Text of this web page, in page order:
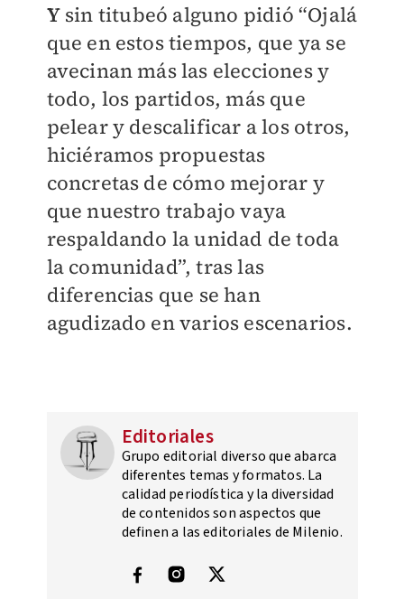
Ysin titubeó alguno pidió “Ojalá
que en estos tiempos, que ya se
avecinan más las elecciones y
todo, los partidos, más que
pelear y descalificar a los otros,
hiciéramos propuestas
concretas de cómo mejorar y
que nuestro trabajo vaya
respaldando la unidad de toda
la comunidad”, tras las
diferencias que se han
agudizado en varios escenarios.
Editoriales
Grupo editorial diverso que abarca
diferentes temas y formatos. La
calidad periodística y la diversidad
de contenidos son aspectos que
definen a las editoriales de Milenio.